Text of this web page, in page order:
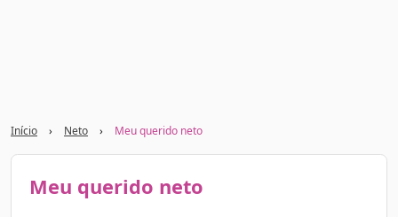
Início › Neto › Meu querido neto
Meu querido neto